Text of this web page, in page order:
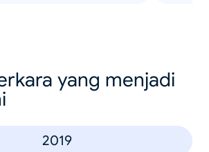
yang menjadi
2019